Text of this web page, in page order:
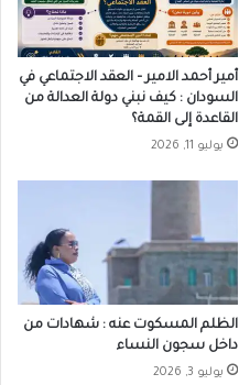
أمير أحمد الامير – العقد الاجتماعي في
السودان : كيف نبني دولة العدالة من
القاعدة إلى القمة؟
يوليو 11, 2026
الظلم المسكوت عنه : شهادات من
داخل سجون النساء
يوليو 3, 2026